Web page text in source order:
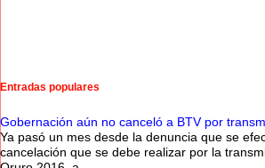
Entradas populares
Gobernación aún no canceló a BTV por
Ya pasó un mes desde la denuncia que se
cancelación que se debe realizar por la